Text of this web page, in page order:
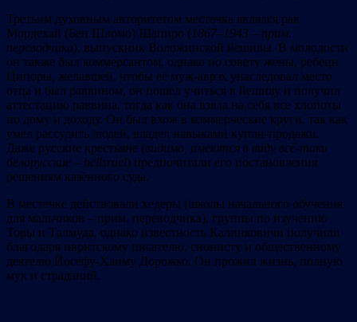
Третьим духовным авторитетом местечка являлся рав
Мордехай (Бен Шломо) Шапиро (1867–1943 – прим.
переводчика), выпускник Воложинской йешивы. В молодости
он также был коммерсантом, однако по совету жены, ребецн
Ципоры, желавшей, чтобы её муж-аврэх унаследовал место
отца и был раввином, он пошел учиться в йешиву и получил
аттестацию раввина, тогда как она взяла на себя все хлопоты
по дому и доходу. Он был вхож в коммерческие круги, так как
умел рассудить людей, владел навыками купли-продажи.
Даже русские крестьяне (видимо, имеются в виду всё-таки
белорусские – belisrael) предпочитали его постановления
решениям казённого суда.
В местечке действовали хедеры (школы начального обучения
для мальчиков – прим. переводчика), группы по изучению
Торы и Талмуда, однако известность Калинковичи получили
благодаря ивритскому писателю, сионисту и общественному
деятелю Йосефу-Хаиму Дорожко. Он прожил жизнь, полную
мук и страданий.